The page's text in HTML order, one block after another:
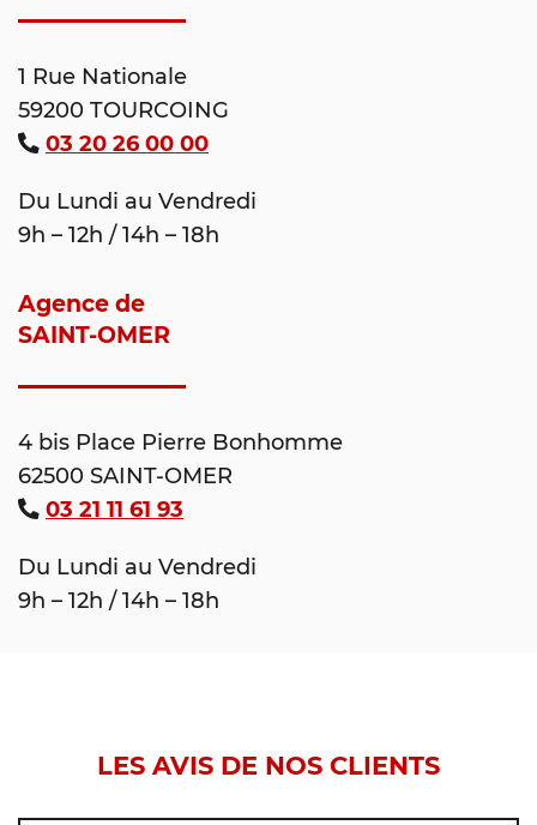
1 Rue Nationale
59200 TOURCOING
03 20 26 00 00
Du Lundi au Vendredi
9h – 12h / 14h – 18h
Agence de
SAINT-OMER
4 bis Place Pierre Bonhomme
62500 SAINT-OMER
03 21 11 61 93
Du Lundi au Vendredi
9h – 12h / 14h – 18h
LES AVIS DE NOS CLIENTS